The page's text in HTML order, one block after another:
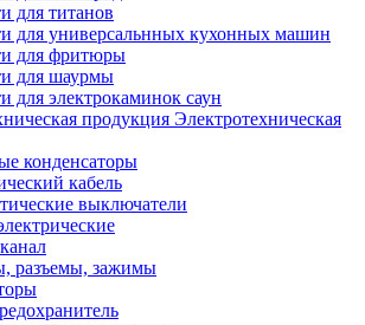
для титанов
для универсальнных кухонных машин
для фритюры
для шаурмы
для электрокаминок саун
Электротехническая
конденсаторы
кабель
выключатели
разъемы, зажимы